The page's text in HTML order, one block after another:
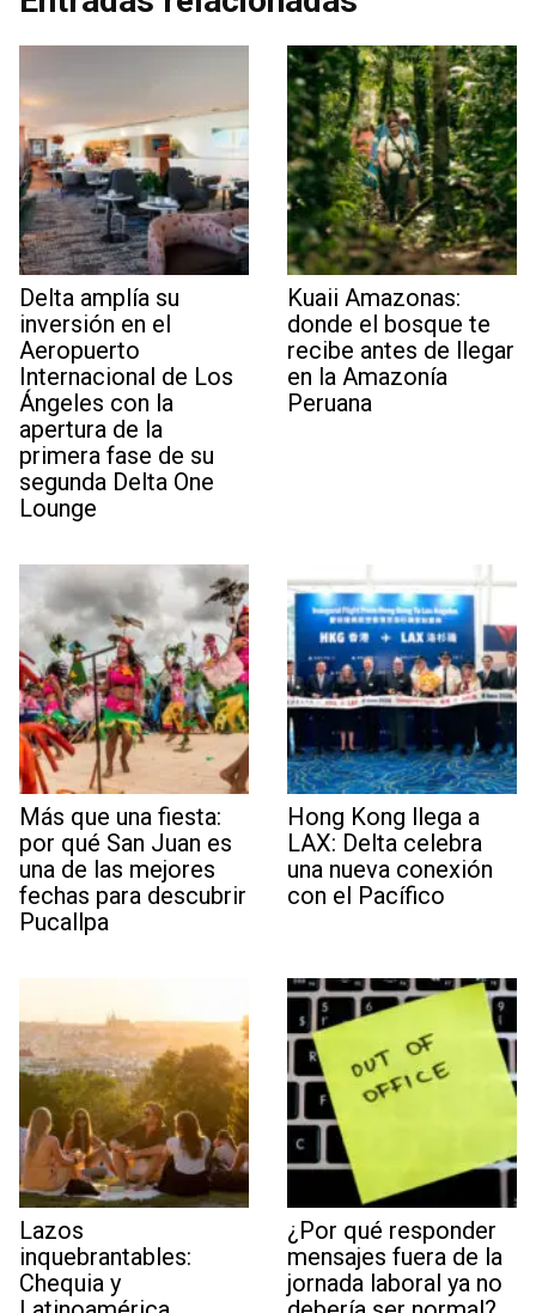
Delta amplía su
inversión en el
Aeropuerto
Internacional de Los
Ángeles con la
apertura de la
primera fase de su
segunda Delta One
Lounge
Kuaii Amazonas:
donde el bosque te
recibe antes de llegar
en la Amazonía
Peruana
Más que una fiesta:
por qué San Juan es
una de las mejores
fechas para descubrir
Pucallpa
Hong Kong llega a
LAX: Delta celebra
una nueva conexión
con el Pacífico
Lazos
inquebrantables:
Chequia y
¿Por qué responder
mensajes fuera de la
jornada laboral ya no